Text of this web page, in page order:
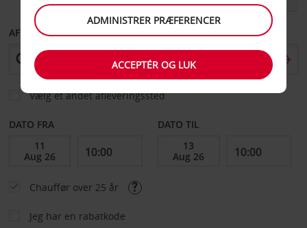
AFHENT FRA
Vælg et andet afleveringssted
DATO FRA DATO TIL
Chauffør over 25 år
Jeg har en rabatkode
ADMINISTRER PRÆFERENCER
ACCEPTÉR OG LUK